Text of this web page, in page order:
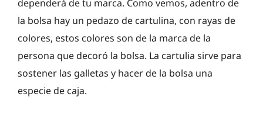
dependerá de tu marca. Como vemos, adentro de
la bolsa hay un pedazo de cartulina, con rayas de
colores, estos colores son de la marca de la
persona que decoró la bolsa. La cartulia sirve para
sostener las galletas y hacer de la bolsa una
especie de caja.